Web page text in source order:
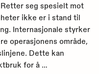
seg spesielt mot
ikke er i stand til
Internasjonale styrker
operasjonens område,
Dette kan
for å …